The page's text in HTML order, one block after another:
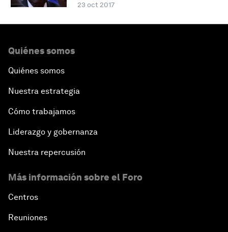
23 oct 2017
Quiénes somos
Quiénes somos
Nuestra estrategia
Cómo trabajamos
Liderazgo y gobernanza
Nuestra repercusión
Más información sobre el Foro
Centros
Reuniones